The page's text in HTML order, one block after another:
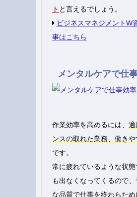
ト と言えるでしょう。
ビジネスマネジメントW
事はこちら
メンタルケアで仕
作業効率を高めるには、 適
ンスの取れた業務、働き
です。
常に疲れているような状
も出なくなってくるので
な品質で仕事を終わらため